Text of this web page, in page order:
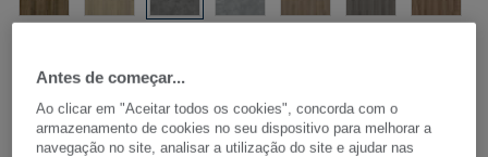
VISUALIZAR EM QUARTO
Antes de começar...
Ao clicar em "Aceitar todos os cookies", concorda com o
armazenamento de cookies no seu dispositivo para melhorar a
navegação no site, analisar a utilização do site e ajudar nas